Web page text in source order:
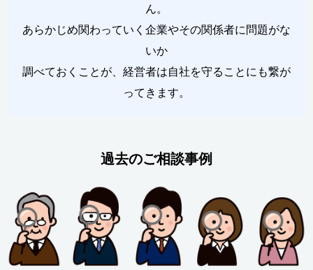
ん。
あらかじめ関わっていく企業やその関係者に問題がな
いか
調べておくことが、経営者は自社を守ることにも繋が
ってきます。
過去のご相談事例